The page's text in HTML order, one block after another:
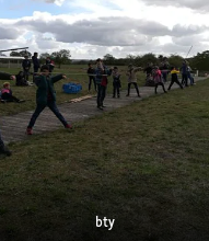
bty